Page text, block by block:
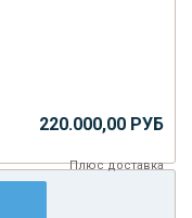
220.000,00 РУБ
Плюсдоставка